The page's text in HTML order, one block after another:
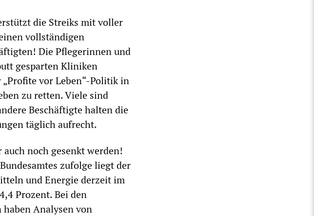
die Streiks mit voller
vollständigen
Die Pflegerinnen und
gesparten Kliniken
vor Leben“-Politik in
zu retten. Viele sind
Beschäftigte halten die
täglich aufrecht.
noch gesenkt werden!
zufolge liegt der
und Energie derzeit im
Prozent. Bei den
Analysen von